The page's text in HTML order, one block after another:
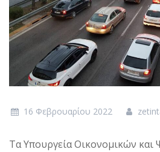
16 Φεβρουαρίου 2022
Τα Υπουργεία Οικονομικών και